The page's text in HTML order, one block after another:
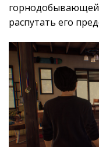
распутать его